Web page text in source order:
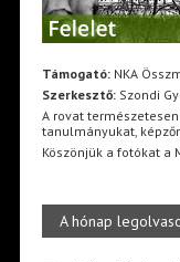
Támogató:NKA
Szerkesztő:Szondi
A rovat
tanulmányukat,
Köszönjük a fotókat a
A hónap